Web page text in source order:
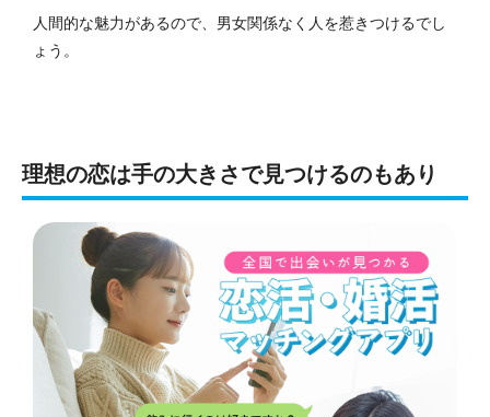
人間的な魅力があるので、男女関係なく人を惹きつけるでし
ょう。
理想の恋は手の大きさで見つけるのもあり